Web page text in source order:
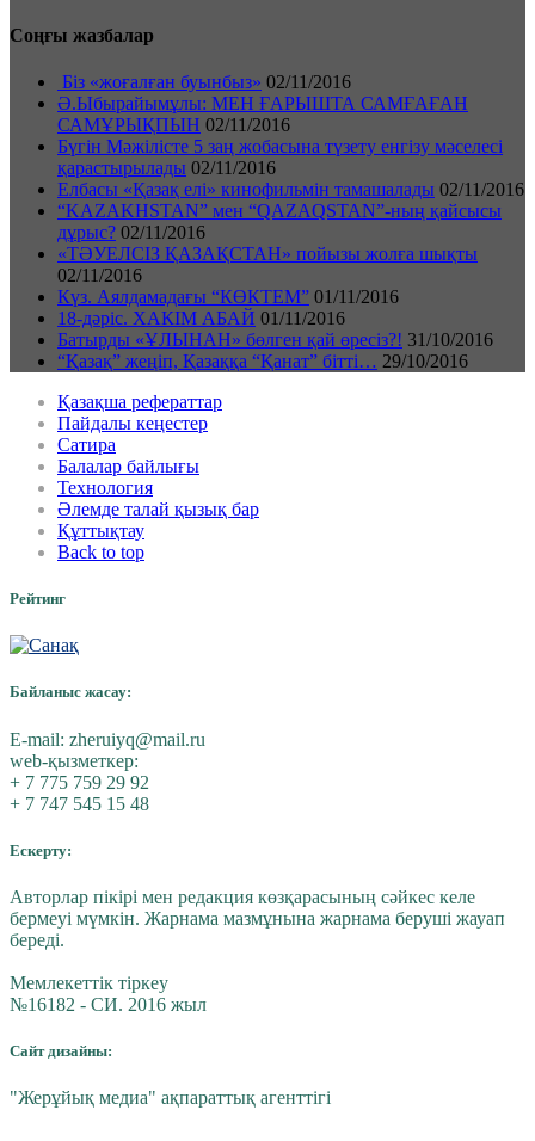
Соңғы жазбалар
Біз «жоғалған буынбыз» 02/11/2016
Ә.Ыбырайымұлы: МЕН ҒАРЫШТА САМҒАҒАН
САМҰРЫҚПЫН 02/11/2016
Бүгін Мәжілісте 5 заң жобасына түзету енгізу мәселесі
қарастырылады 02/11/2016
Елбасы «Қазақ елі» кинофильмін тамашалады 02/11/2016
“KAZAKHSTAN” мен “QAZAQSTAN”-ның қайсысы
дұрыс? 02/11/2016
«ТӘУЕЛСІЗ ҚАЗАҚСТАН» пойызы жолға шықты
02/11/2016
Күз. Аялдамадағы “КӨКТЕМ” 01/11/2016
18-дәріс. ХАКІМ АБАЙ 01/11/2016
Батырды «ҰЛЫНАН» бөлген қай өресіз?! 31/10/2016
“Қазақ” жеңіп, Қазаққа “Қанат” бітті… 29/10/2016
Қазақша рефераттар
Пайдалы кеңестер
Сатира
Балалар байлығы
Технология
Әлемде талай қызық бар
Құттықтау
Back to top
Рейтинг
Байланыс жасау:
E-mail: zheruiyq@mail.ru
web-қызметкер:
+ 7 775 759 29 92
+ 7 747 545 15 48
Ескерту:
Авторлар пікірі мен редакция көзқарасының сәйкес келе
бермеуі мүмкін. Жарнама мазмұнына жарнама беруші жауап
береді.
Мемлекеттік тіркеу
№16182 - СИ. 2016 жыл
Сайт дизайны:
"Жерұйық медиа" ақпараттық агенттігі